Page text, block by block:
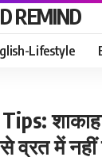
REMIND
Lifestyle
व्रत में